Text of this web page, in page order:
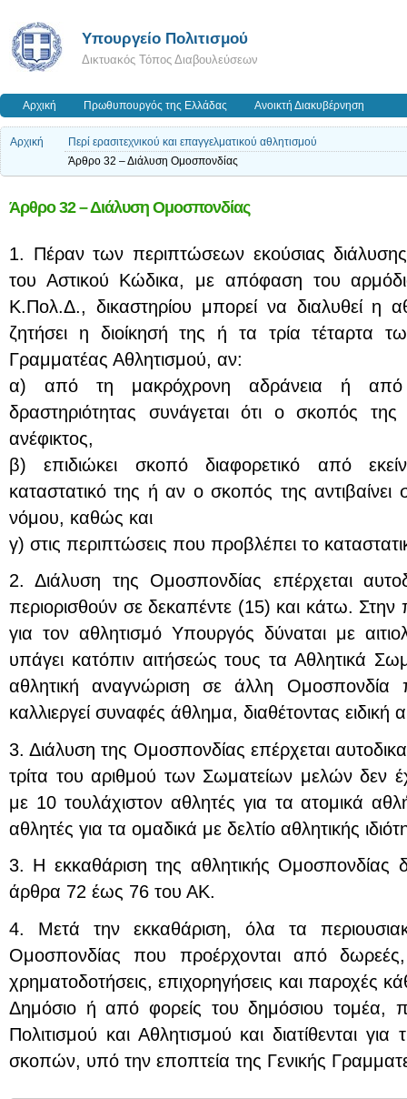
Υπουργείο Πολιτισμού
Δικτυακός Τόπος Διαβουλεύσεων
Αρχική Πρωθυπουργός της Ελλάδας Ανοικτή Διακυβέρνηση
Αρχική
Περί ερασιτεχνικού και επαγγελματικού αθλητισμού
Άρθρο 32 – Διάλυση Ομοσπονδίας
Άρθρο 32 – Διάλυση Ομοσπονδίας
1. Πέραν των περιπτώσεων εκούσιας
του Αστικού Κώδικα, με απόφαση του
Κ.Πολ.Δ., δικαστηρίου μπορεί να διαλυθεί η
ζητήσει η διοίκησή της ή τα τρία τέταρτα
Γραμματέας Αθλητισμού, αν:
α) από τη μακρόχρονη αδράνεια ή από
δραστηριότητας συνάγεται ότι ο σκοπός της
ανέφικτος,
β) επιδιώκει σκοπό διαφορετικό από
καταστατικό της ή αν ο σκοπός της αντιβαίνει
νόμου, καθώς και
γ) στις περιπτώσεις που προβλέπει το
2. Διάλυση της Ομοσπονδίας επέρχεται
περιορισθούν σε δεκαπέντε (15) και κάτω.
για τον αθλητισμό Υπουργός δύναται με
υπάγει κατόπιν αιτήσεώς τους τα Αθλητικά
αθλητική αναγνώριση σε άλλη Ομοσπονδία
καλλιεργεί συναφές άθλημα, διαθέτοντας ειδική
3. Διάλυση της Ομοσπονδίας επέρχεται
τρίτα του αριθμού των Σωματείων μελών δεν
με 10 τουλάχιστον αθλητές για τα ατομικά
αθλητές για τα ομαδικά με δελτίο αθλητικής
3. Η εκκαθάριση της αθλητικής Ομοσπονδίας
άρθρα 72 έως 76 του ΑΚ.
4. Μετά την εκκαθάριση, όλα τα
Ομοσπονδίας που προέρχονται από δωρεές,
χρηματοδοτήσεις, επιχορηγήσεις και παροχές
Δημόσιο ή από φορείς του δημόσιου τομέα,
Πολιτισμού και Αθλητισμού και διατίθενται
σκοπών, υπό την εποπτεία της Γενικής